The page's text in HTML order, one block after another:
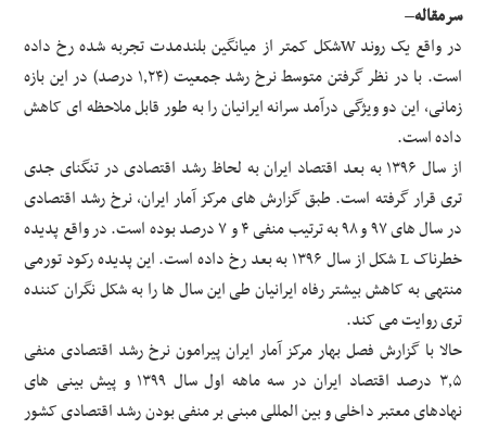
سرمقاله–
در واقع یک روند Wشکل کمتر از میانگین بلندمدت تجربه شده رخ داده
است. با در نظر گرفتن متوسط نرخ رشد جمعیت (۱٫۲۴ درصد) در این بازه
زمانی، این دو ویژگی درآمد سرانه ایرانیان را به طور قابل ملاحظه ای کاهش
داده است.
از سال ۱۳۹۶ به بعد اقتصاد ایران به لحاظ رشد اقتصادی در تنگنای جدی
تری قرار گرفته است.‌ طبق گزارش های مرکز آمار ایران، نرخ رشد اقتصادی
در سال های ۹۷ و ۹۸ به ترتیب منفی ۴ و ۷ درصد بوده است. در واقع پدیده
خطرناک L شکل از سال ۱۳۹۶ به بعد رخ داده است. این پدیده رکود تورمی
منتهی به کاهش بیشتر رفاه ایرانیان طی این سال ها را به شکل نگران کننده
تری روایت می کند.
حالا با گزارش فصل بهار مرکز آمار ایران پیرامون نرخ رشد اقتصادی منفی
۳٫۵ درصد اقتصاد ایران در سه ماهه اول سال ۱۳۹۹ و پیش بینی های
نهادهای معتبر داخلی و بین المللی مبنی بر منفی بودن رشد اقتصادی کشور